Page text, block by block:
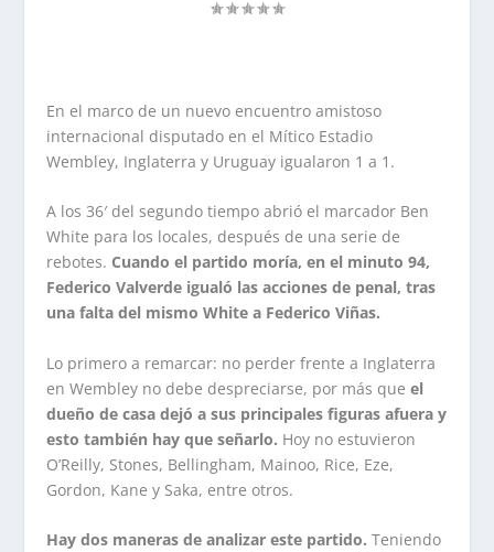
En el marco de un nuevo encuentro amistoso
internacional disputado en el Mítico Estadio
Wembley, Inglaterra y Uruguay igualaron 1 a 1.
A los 36′ del segundo tiempo abrió el marcador Ben
White para los locales, después de una serie de
rebotes. Cuando el partido moría, en el minuto 94,
Federico Valverde igualó las acciones de penal, tras
una falta del mismo White a Federico Viñas.
Lo primero a remarcar: no perder frente a Inglaterra
en Wembley no debe despreciarse, por más que el
dueño de casa dejó a sus principales figuras afuera y
esto también hay que señarlo. Hoy no estuvieron
O’Reilly, Stones, Bellingham, Mainoo, Rice, Eze,
Gordon, Kane y Saka, entre otros.
Hay dos maneras de analizar este partido. Teniendo